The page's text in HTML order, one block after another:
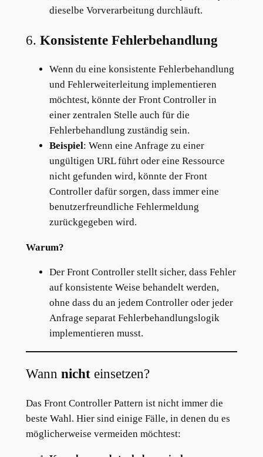
dieselbe Vorverarbeitung durchläuft.
6. Konsistente Fehlerbehandlung
Wenn du eine konsistente Fehlerbehandlung
und Fehlerweiterleitung implementieren
möchtest, könnte der Front Controller in
einer zentralen Stelle auch für die
Fehlerbehandlung zuständig sein.
Beispiel: Wenn eine Anfrage zu einer
ungültigen URL führt oder eine Ressource
nicht gefunden wird, könnte der Front
Controller dafür sorgen, dass immer eine
benutzerfreundliche Fehlermeldung
zurückgegeben wird.
Warum?
Der Front Controller stellt sicher, dass Fehler
auf konsistente Weise behandelt werden,
ohne dass du an jedem Controller oder jeder
Anfrage separat Fehlerbehandlungslogik
implementieren musst.
Wann nichteinsetzen?
Das Front Controller Pattern ist nicht immer die
beste Wahl. Hier sind einige Fälle, in denen du es
möglicherweise vermeiden möchtest: